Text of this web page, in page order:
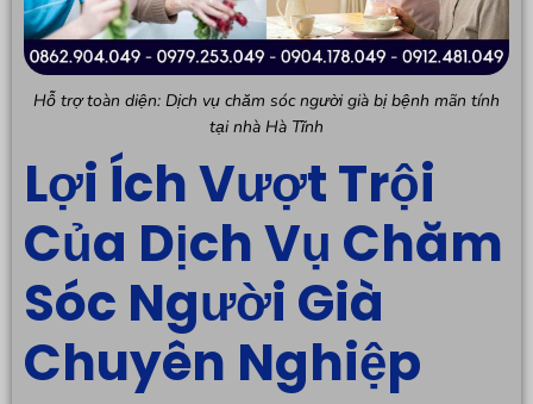
Hỗ trợ toàn diện: Dịch vụ chăm sóc người già bị bệnh mãn tính
tại nhà Hà Tĩnh
Lợi Ích Vượt Trội
Của Dịch Vụ Chăm
Sóc Người Già
Chuyên Nghiệp